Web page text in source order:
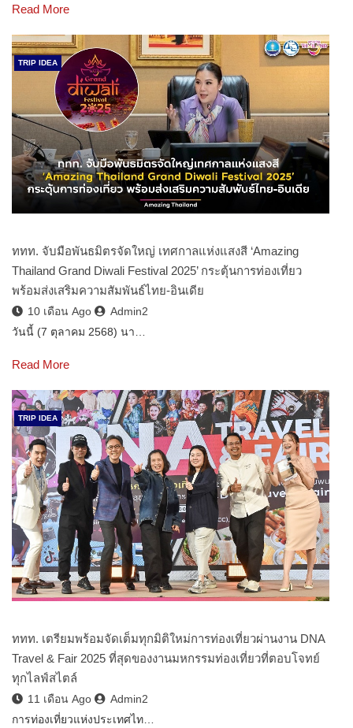
Read More
TRIP IDEA
ททท. จับมือพันธมิตรจัดใหญ่ เทศกาลแห่งแสงสี ‘Amazing
Thailand Grand Diwali Festival 2025’ กระตุ้นการท่องเที่ยว
พร้อมส่งเสริมความสัมพันธ์ไทย-อินเดีย
10 เดือน Ago
Admin2
วันนี้ (7 ตุลาคม 2568) นา…
Read More
TRIP IDEA
ททท. เตรียมพร้อมจัดเต็มทุกมิติใหม่การท่องเที่ยวผ่านงาน DNA
Travel & Fair 2025 ที่สุดของงานมหกรรมท่องเที่ยวที่ตอบโจทย์
ทุกไลฟ์สไตล์
11 เดือน Ago
Admin2
การท่องเที่ยวแห่งประเทศไท…